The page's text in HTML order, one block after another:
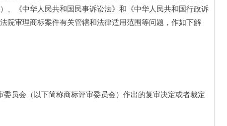
、《中华人民共和国民事诉讼法》和《中华人民共和国行政诉
院审理商标案件有关管辖和法律适用范围等问题，作如下解
员会（以下简称商标评审委员会）作出的复审决定或者裁定